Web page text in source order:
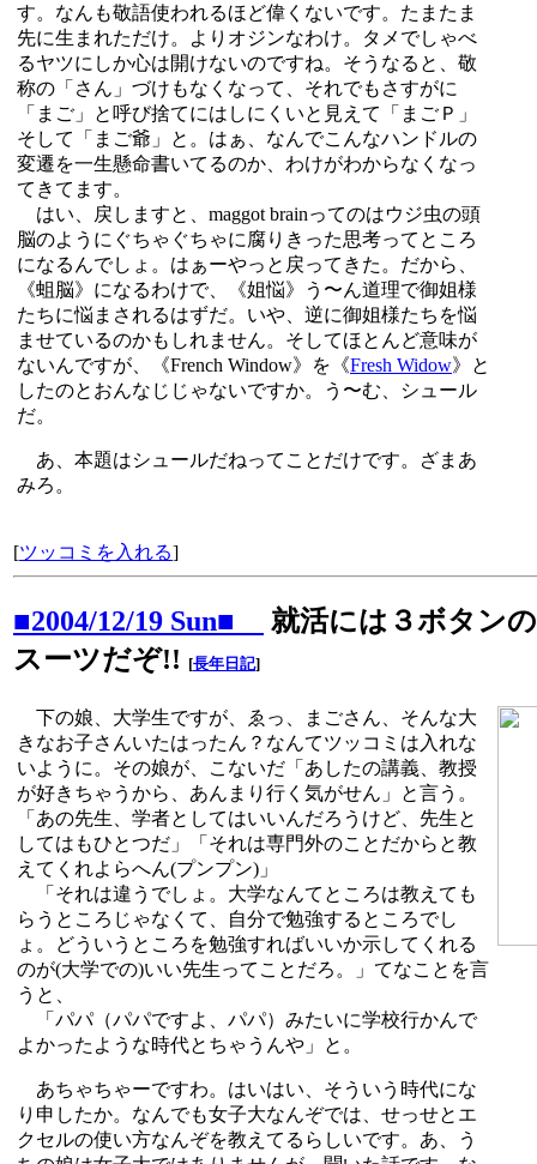
す。なんも敬語使われるほど偉くないです。たまたま
先に生まれただけ。よりオジンなわけ。タメでしゃべ
るヤツにしか心は開けないのですね。そうなると、敬
称の「さん」づけもなくなって、それでもさすがに
「まご」と呼び捨てにはしにくいと見えて「まごＰ」
そして「まご爺」と。はぁ、なんでこんなハンドルの
変遷を一生懸命書いてるのか、わけがわからなくなっ
てきてます。
はい、戻しますと、maggot brainってのはウジ虫の頭
脳のようにぐちゃぐちゃに腐りきった思考ってところ
になるんでしょ。はぁーやっと戻ってきた。だから、
《蛆脳》になるわけで、《姐悩》う〜ん道理で御姐様
たちに悩まされるはずだ。いや、逆に御姐様たちを悩
ませているのかもしれません。そしてほとんど意味が
ないんですが、《French Window》を《Fresh Widow》と
したのとおんなじじゃないですか。う〜む、シュール
だ。
あ、本題はシュールだねってことだけです。ざまあ
みろ。
[ツッコミを入れる]
■2004/12/19 Sun■
就活には３ボタン
スーツだぞ!! [長年日記]
下の娘、大学生ですが、ゑっ、まごさん、そんな大
きなお子さんいたはったん？なんてツッコミは入れな
いように。その娘が、こないだ「あしたの講義、教授
が好きちゃうから、あんまり行く気がせん」と言う。
「あの先生、学者としてはいいんだろうけど、先生と
してはもひとつだ」「それは専門外のことだからと教
えてくれよらへん(プンプン)」
「それは違うでしょ。大学なんてところは教えても
らうところじゃなくて、自分で勉強するところでし
ょ。どういうところを勉強すればいいか示してくれる
のが(大学での)いい先生ってことだろ。」てなことを言
うと、
「パパ（パパですよ、パパ）みたいに学校行かんで
よかったような時代とちゃうんや」と。
あちゃちゃーですわ。はいはい、そういう時代にな
り申したか。なんでも女子大なんぞでは、せっせとエ
クセルの使い方なんぞを教えてるらしいです。あ、う